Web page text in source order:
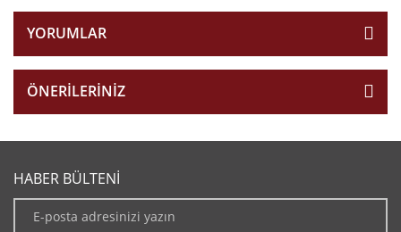
YORUMLAR
ÖNERILERINIZ
HABER BÜLTENİ